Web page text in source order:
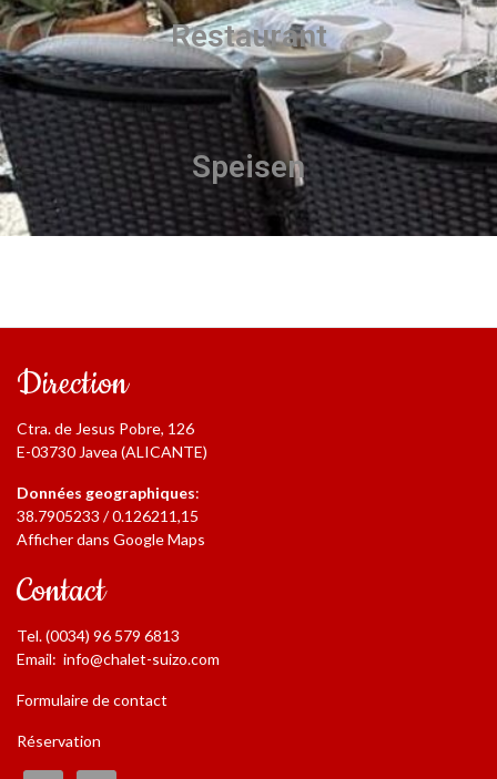
Restaurant
Speisen
Direction
Ctra. de Jesus Pobre, 126
E-03730 Javea (ALICANTE)
Données geographiques:
38.7905233 / 0.126211,15
Afficher dans Google Maps
Contact
Tel. (0034) 96 579 6813
Email: info@chalet-suizo.com
Formulaire de contact
Réservation